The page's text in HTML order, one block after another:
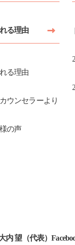
る理由
る理由
ウンセラーより
の声
内 望（代表）